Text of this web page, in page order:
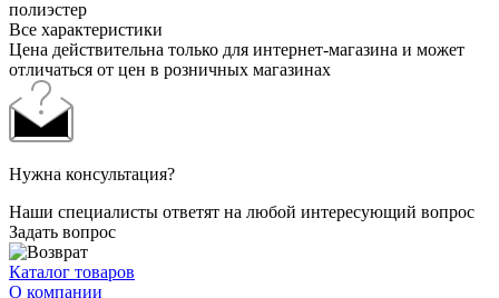
полиэстер
Все характеристики
Цена действительна только для интернет-магазина и может
отличаться от цен в розничных магазинах
Нужна консультация?
Наши специалисты ответят на любой интересующий вопрос
Задать вопрос
Каталог товаров
О компании